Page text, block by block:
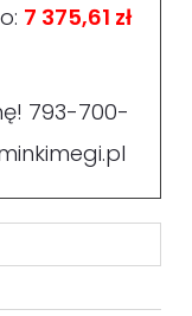
7 375,61 zł
793-700-